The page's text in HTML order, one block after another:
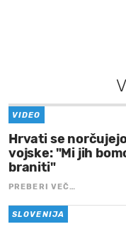
VIDEO
Hrvati se
vojske: "Mi jih
braniti"
PREBERI VEČ…
SLOVENIJA